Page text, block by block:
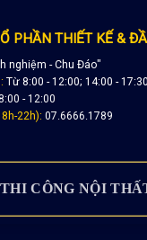
PHẦN THIẾT KẾ &
nghiệm - Chu Đáo"
Từ 8:00 - 12:00; 14:00 - 17:30
- 12:00
22h): 07.6666.1789
THI CÔNG NỘI